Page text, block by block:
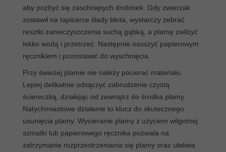
aby pozbyć się zaschniętych drobinek. Gdy zwierzak
zostawił na tapicerce ślady błota, wystarczy zebrać
resztki zanieczyszczenia suchą gąbką, a plamę zwilżyć
lekko wodą i przetrzeć. Następnie osuszyć papierowym
ręcznikiem i pozostawić do wyschnięcia.
Przy świeżej plamie nie należy pocierać materiału.
Lepiej delikatnie odsączyć zabrudzenie czystą
ściereczką, działając od zewnątrz do środka plamy.
Natychmiastowe działanie to klucz do skutecznego
usunięcia plamy. Wycieranie plamy z użyciem wilgotnej
szmatki lub papierowego ręcznika pozwala na
zatrzymanie rozprzestrzeniania się plamy oraz ułatwia